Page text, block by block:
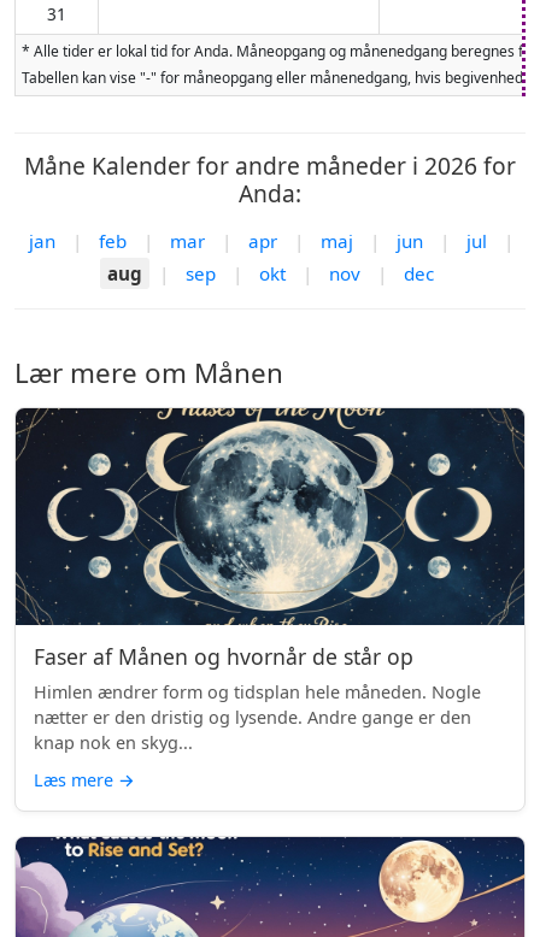
31
* Alle tider er lokal tid for Anda. Måneopgang og månenedgang beregnes
Tabellen kan vise "-" for måneopgang eller månenedgang, hvis
Måne Kalender for andre måneder i 2026 for
Anda:
jan | feb | mar | apr | maj | jun | jul
|
aug
| sep | okt | nov | dec
Lær mere om Månen
Faser af Månen og hvornår de står op
Himlen ændrer form og tidsplan hele måneden. Nogle
nætter er den dristig og lysende. Andre gange er den
knap nok en skyg...
Læs mere →